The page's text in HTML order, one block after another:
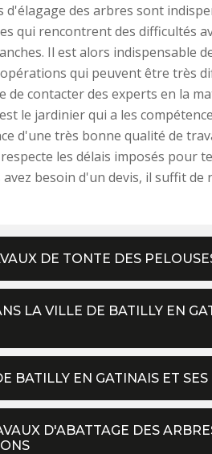
d'élagage des arbres sont
qui rencontrent des difficultés
Il est alors indispensable
qui peuvent être très
de contacter des experts en la
le jardinier qui a les
d'une très bonne qualité de
les délais imposés pour
avez besoin d'un devis, il suffit de
DE TONTE DES
LA VILLE DE BATILLY EN
BATILLY EN GATINAIS ET
D'ABATTAGE DES